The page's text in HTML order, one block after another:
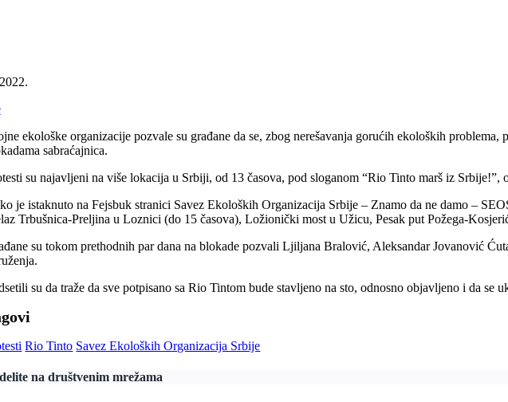
ekološke organizacije pozvale su građane da se, zbog nerešavanja gorućih ekoloških
sabraćajnica.
su najavljeni na više lokacija u Srbiji, od 13 časova, pod sloganom “Rio Tinto marš iz Srbije!”,
je istaknuto na Fejsbuk stranici Savez Ekoloških Organizacija Srbije – Znamo da ne damo –
Trbušnica-Preljina u Loznici (do 15 časova), Ložionički most u Užicu, Pesak put Požega-
su tokom prethodnih par dana na blokade pozvali Ljiljana Bralović, Aleksandar Jovanović
su da traže da sve potpisano sa Rio Tintom bude stavljeno na sto, odnosno objavljeno i da se
Rio Tinto Savez Ekoloških Organizacija Srbije
na društvenim mrežama